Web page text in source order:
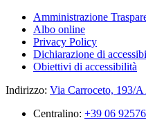
Amministrazione
Albo online
Privacy Policy
Dichiarazione di
Obiettivi di accessibilità
Indirizzo: Via Carroceto, 193/
Centralino: +39 06